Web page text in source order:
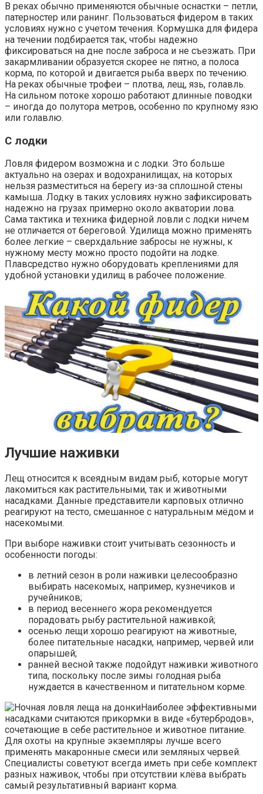
В реках обычно применяются обычные оснастки – петли,
патерностер или ранинг. Пользоваться фидером в таких
условиях нужно с учетом течения. Кормушка для фидера
на течении подбирается так, чтобы надежно
фиксироваться на дне после заброса и не съезжать. При
закармливании образуется скорее не пятно, а полоса
корма, по которой и двигается рыба вверх по течению.
На реках обычные трофеи – плотва, лещ, язь, голавль.
На сильном потоке хорошо работают длинные поводки
– иногда до полутора метров, особенно по крупному язю
или голавлю.
С лодки
Ловля фидером возможна и с лодки. Это больше
актуально на озерах и водохранилищах, на которых
нельзя разместиться на берегу из-за сплошной стены
камыша. Лодку в таких условиях нужно зафиксировать
надежно на грузах примерно около акватории лова.
Сама тактика и техника фидерной ловли с лодки ничем
не отличается от береговой. Удилища можно применять
более легкие – сверхдальние забросы не нужны, к
нужному месту можно просто подойти на лодке.
Плавсредство нужно оборудовать креплениями для
удобной установки удилищ в рабочее положение.
Лучшие наживки
Лещ относится к всеядным видам рыб, которые могут
лакомиться как растительными, так и животными
насадками. Данные представители карповых отлично
реагируют на тесто, смешанное с натуральным мёдом и
насекомыми.
При выборе наживки стоит учитывать сезонность и
особенности погоды:
в летний сезон в роли наживки целесообразно
выбирать насекомых, например, кузнечиков и
ручейников;
в период весеннего жора рекомендуется
порадовать рыбу растительной наживкой;
осенью лещи хорошо реагируют на животные,
более питательные насадки, например, червей или
опарышей;
ранней весной также подойдут наживки животного
типа, поскольку после зимы голодная рыба
нуждается в качественном и питательном корме.
Наиболее эффективными
насадками считаются прикормки в виде «бутербродов»,
сочетающие в себе растительное и животное питание.
Для охоты на крупные экземпляры лучше всего
применять макаронные смеси или земляных червей.
Специалисты советуют всегда иметь при себе комплект
разных наживок, чтобы при отсутствии клёва выбрать
самый результативный вариант корма.